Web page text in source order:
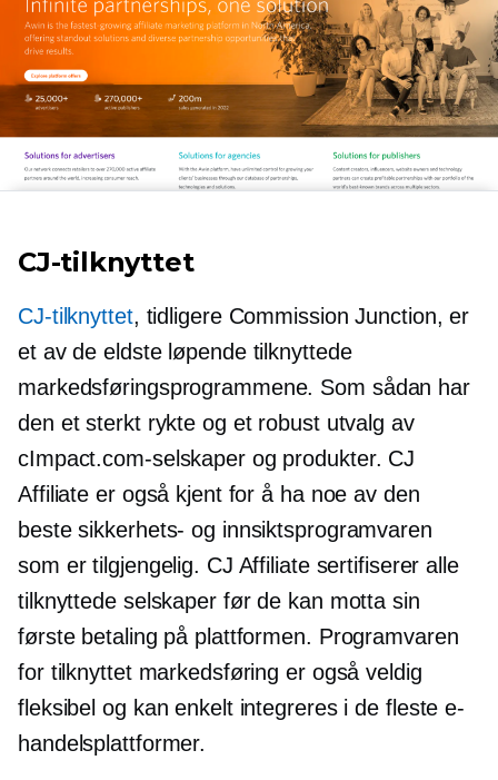
CJ-tilknyttet
CJ-tilknyttet, tidligere Commission Junction, er
et av de eldste løpende tilknyttede
markedsføringsprogrammene. Som sådan har
den et sterkt rykte og et robust utvalg av
cImpact.com-selskaper og produkter. CJ
Affiliate er også kjent for å ha noe av den
beste sikkerhets- og innsiktsprogramvaren
som er tilgjengelig. CJ Affiliate sertifiserer alle
tilknyttede selskaper før de kan motta sin
første betaling på plattformen. Programvaren
for tilknyttet markedsføring er også veldig
fleksibel og kan enkelt integreres i de fleste e-
handelsplattformer.